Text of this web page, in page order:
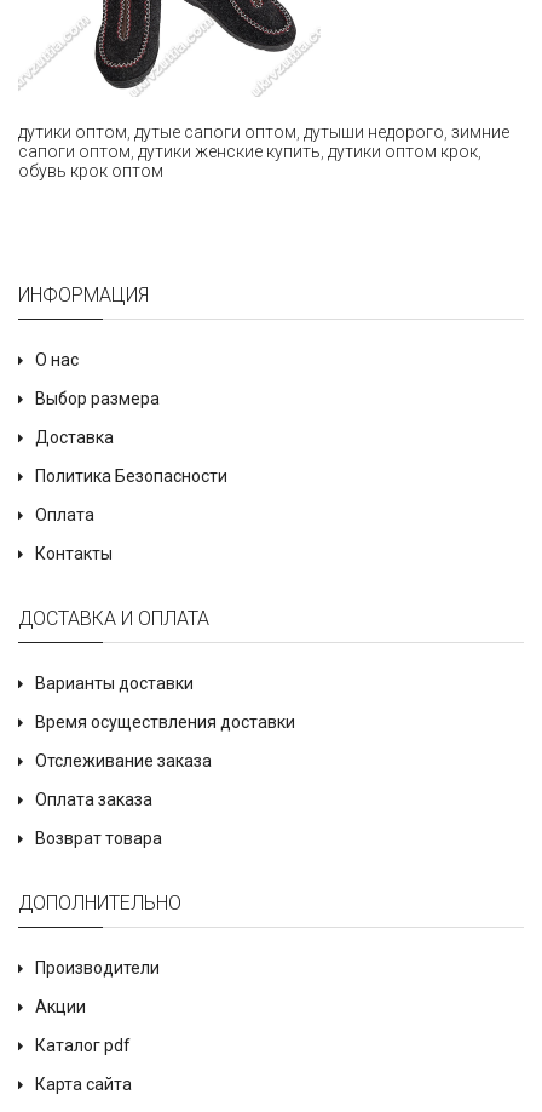
дутики оптом дутые сапоги оптом дутыши недорого зимние
сапоги оптом дутики женские купить дутики оптом крок
обувь крок оптом
ИНФОРМАЦИЯ
О нас
Выбор размера
Доставка
Политика Безопасности
Оплата
Контакты
ДОСТАВКА И ОПЛАТА
Варианты доставки
Время осуществления доставки
Отслеживание заказа
Оплата заказа
Возврат товара
ДОПОЛНИТЕЛЬНО
Производители
Акции
Каталог pdf
Карта сайта